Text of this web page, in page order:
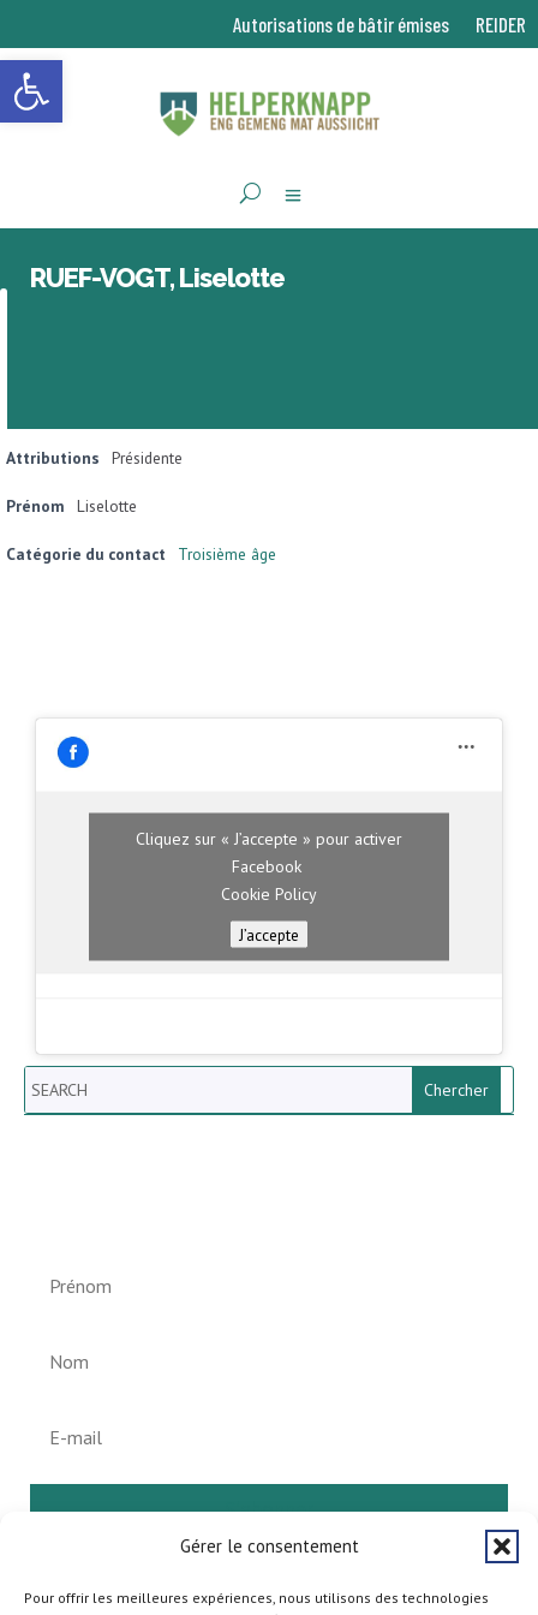
Ouvrir la barre d’outils
Gérer le consentement
Pour offrir les meilleures expériences, nous utilisons des technologies
Autorisations de bâtir émises REIDER
RUEF-VOGT, Liselotte
Attributions Présidente
Prénom Liselotte
Catégorie du contact Troisième âge
Cliquez sur « J’accepte » pour activer
Facebook
Cookie Policy
J’accepte
Search
S'abonner